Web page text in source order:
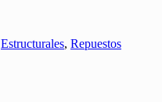
Estructurales, Repuestos